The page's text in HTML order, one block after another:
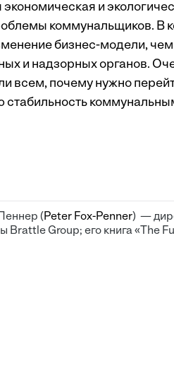
и
коммунальщиков. В
бизнес-модели,
и надзорных органов.
всем, почему нужно
(Peter Fox-Penner) —
Brattle Group; его книга «The